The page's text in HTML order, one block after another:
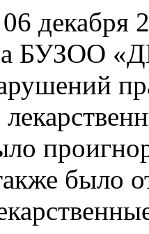
декабря
БУЗОО
было